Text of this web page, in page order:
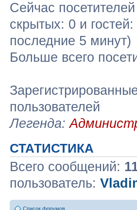
Сейчас
скрытых: 0 и
последние 5 минут)
Больше всего
пользователей
Легенда:
СТАТИСТИКА
Всего сообщений:
пользователь:
Список форумов